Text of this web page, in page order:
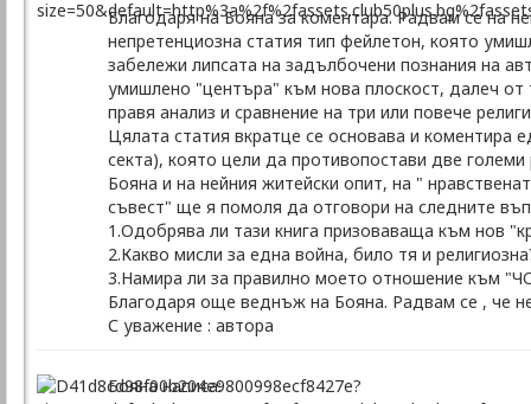
Благодаря на Бояна за коментара. Радвам се на
непретенциозна статия тип фейлетон, която
забележи липсата на задълбочени познания на
умишлено "центъра" към нова плоскост, далеч от
правя анализ и сравнение на три или повече
Цялата статия вкратце се основава и коментира
секта), която цели да противопостави две
Бояна и на нейния житейски опит, на "
съвест" ще я помоля да отговори на следните
1.Одобрява ли тази книга призоваваща към нов
2.Какво мисли за една война, било тя и
3.Намира ли за правилно моето отношение към
Благодаря още веднъж на Бояна. Радвам се , че
С уважение : автора
Бояна написа: